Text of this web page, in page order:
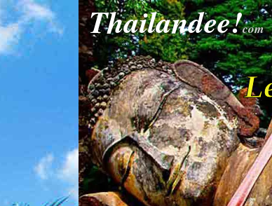
Thailandee!com